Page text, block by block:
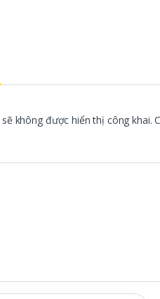
không được hiển thị công khai.